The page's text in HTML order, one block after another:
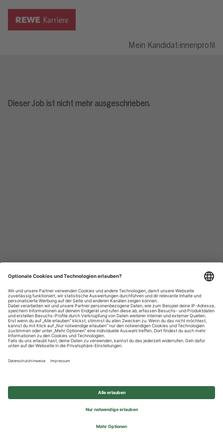
Mein Kandidat:innenprofil
Dieser Job ist nicht mehr ausgeschrieben.
Datenschutzhinweise
Impressum
Privatsphäre-Einstellungen
© 2026 REWE Group - All rights reserved